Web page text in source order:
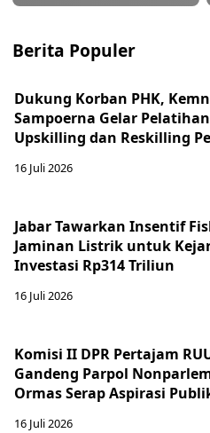
Berita Populer
Dukung Korban PHK,
Sampoerna Gelar Pelatihan
Upskilling dan Reskilling
16 Juli 2026
Jabar Tawarkan Insentif
Jaminan Listrik untuk
Investasi Rp314 Triliun
16 Juli 2026
Komisi II DPR Pertajam
Gandeng Parpol
Ormas Serap Aspirasi
16 Juli 2026